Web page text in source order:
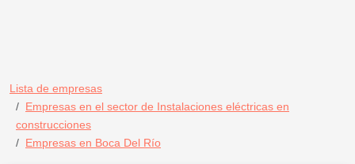
Lista de empresas
Empresas en el sector de Instalaciones eléctricas en
construcciones
Empresas en Boca Del Río